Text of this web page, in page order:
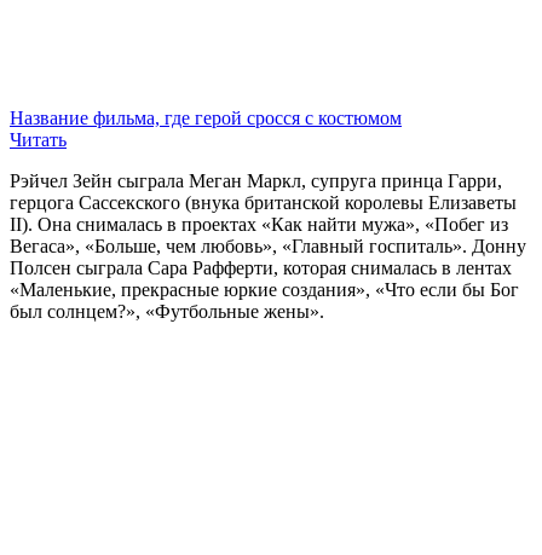
Название фильма, где герой сросся с костюмом
Читать
Рэйчел Зейн сыграла Меган Маркл, супруга принца Гарри,
герцога Сассекского (внука британской королевы Елизаветы
II). Она снималась в проектах «Как найти мужа», «Побег из
Вегаса», «Больше, чем любовь», «Главный госпиталь». Донну
Полсен сыграла Сара Рафферти, которая снималась в лентах
«Маленькие, прекрасные юркие создания», «Что если бы Бог
был солнцем?», «Футбольные жены».